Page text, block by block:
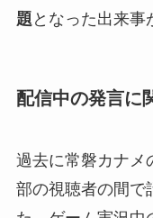
題 となった出来事
配信中の発言に
過去に常磐カナメ
部の視聴者の間で